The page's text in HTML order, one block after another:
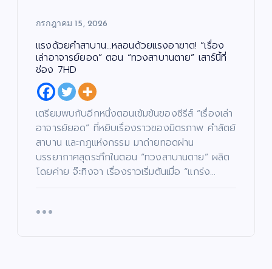
กรกฎาคม 15, 2026
แรงด้วยคำสาบาน…หลอนด้วยแรงอาฆาต! “เรื่อง
เล่าอาจารย์ยอด” ตอน “ทวงสาบานตาย” เสาร์นี้ที่
ช่อง 7HD
เตรียมพบกับอีกหนึ่งตอนเข้มข้นของซีรีส์ “เรื่องเล่า
อาจารย์ยอด” ที่หยิบเรื่องราวของมิตรภาพ คำสัตย์
สาบาน และกฎแห่งกรรม มาถ่ายทอดผ่าน
บรรยากาศสุดระทึกในตอน “ทวงสาบานตาย” ผลิต
โดยค่าย จ๊ะทิงจา เรื่องราวเริ่มต้นเมื่อ “แกร่ง…